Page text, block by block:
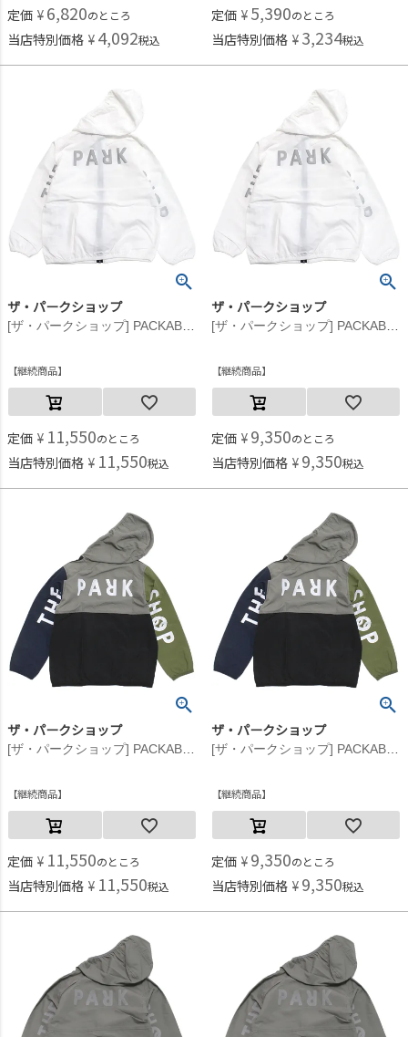
定価 ¥ 6,820のところ
当店特別価格 ¥ 4,092税込
定価 ¥ 5,390のところ
当店特別価格 ¥ 3,234税込
ザ・パークショップ
継続商品
定価 ¥ 11,550のところ
当店特別価格 ¥ 11,550税込
ザ・パークショップ
継続商品
定価 ¥ 9,350のところ
当店特別価格 ¥ 9,350税込
ザ・パークショップ
継続商品
定価 ¥ 11,550のところ
当店特別価格 ¥ 11,550税込
ザ・パークショップ
継続商品
定価 ¥ 9,350のところ
当店特別価格 ¥ 9,350税込